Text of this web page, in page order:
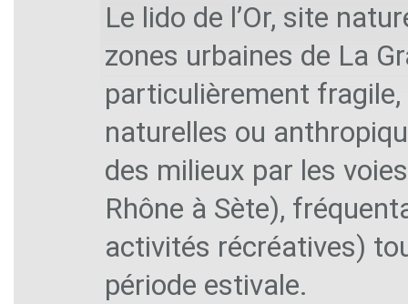
Le lido de l’Or, site
zones urbaines de La
particulièrement
naturelles ou
des milieux par les
Rhône à Sète),
activités récréatives)
période estivale.